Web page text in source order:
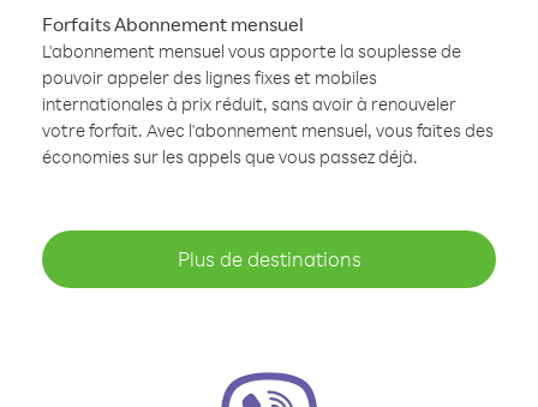
Forfaits Abonnement mensuel
L'abonnement mensuel vous apporte la souplesse de
pouvoir appeler des lignes fixes et mobiles
internationales à prix réduit, sans avoir à renouveler
votre forfait. Avec l'abonnement mensuel, vous faites des
économies sur les appels que vous passez déjà.
Plus de destinations